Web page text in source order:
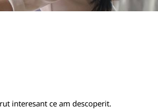
interesant ce am descoperit.